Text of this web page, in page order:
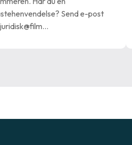
Send e-post